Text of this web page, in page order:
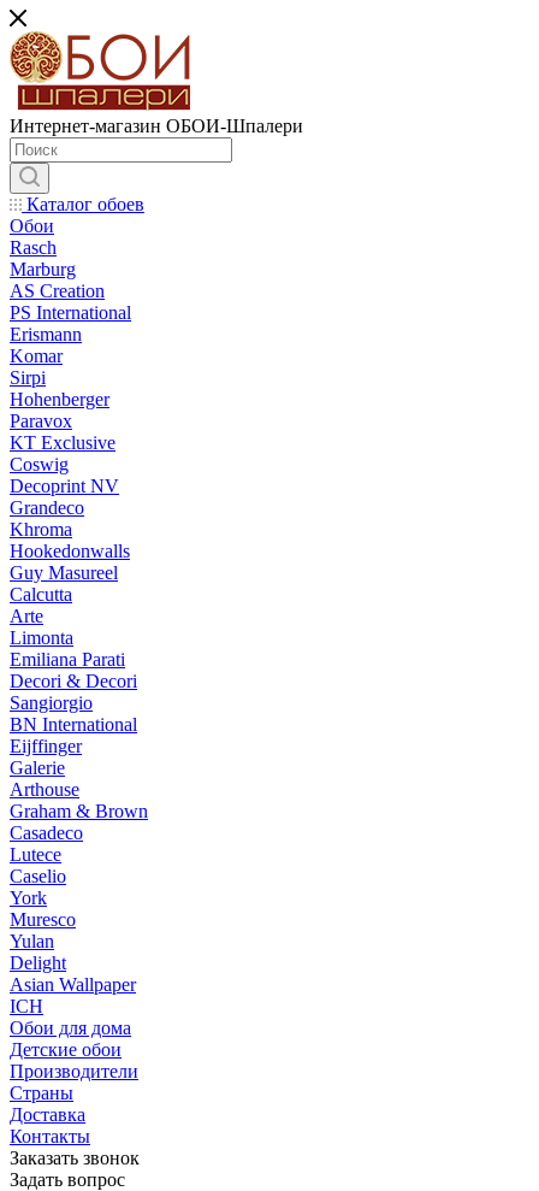
Интернет-магазин ОБОИ-Шпалери
Каталог обоев
Обои
Rasch
Marburg
AS Creation
PS International
Erismann
Komar
Sirpi
Hohenberger
Paravox
KT Exclusive
Coswig
Decoprint NV
Grandeco
Khroma
Hookedonwalls
Guy Masureel
Calcutta
Arte
Limonta
Emiliana Parati
Decori & Decori
Sangiorgio
BN International
Eijffinger
Galerie
Arthouse
Graham & Brown
Casadeco
Lutece
Caselio
York
Muresco
Yulan
Delight
Asian Wallpaper
ICH
Обои для дома
Детские обои
Производители
Страны
Доставка
Контакты
Заказать звонок
Задать вопрос